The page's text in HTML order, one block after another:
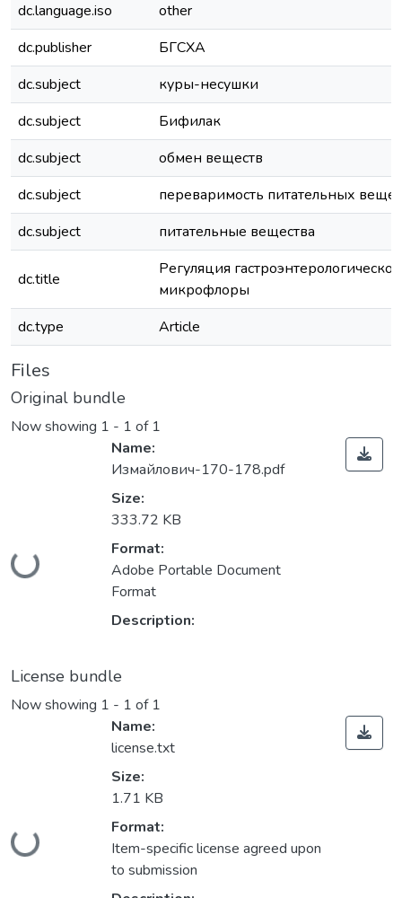
dc.language.iso
other
dc.publisher
БГСХА
dc.subject
куры-несушки
dc.subject
Бифилак
dc.subject
обмен веществ
dc.subject
переваримость питательных
dc.subject
питательные вещества
dc.title
Регуляция гастроэнтерологической
микрофлоры
dc.type
Article
Files
Original bundle
Now showing 1 - 1 of 1
Loading...
Name:
Измайлович-170-178.pdf
Size:
333.72 KB
Format:
Adobe Portable Document
Format
Description:
License bundle
Now showing 1 - 1 of 1
Loading...
Name:
license.txt
Size:
1.71 KB
Format:
Item-specific license agreed upon
to submission